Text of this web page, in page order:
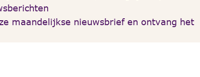
maandelijkse nieuwsbrief en ontvang het